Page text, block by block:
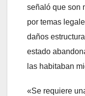
señaló que son
por temas
daños
estado
las habitaban
«Se requiere